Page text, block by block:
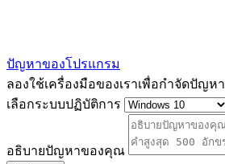
ปัญหาของโปรแกรม
ลองใช้เครื่องมือของเราเพื่อกำจัดปัญหา
เลือกระบบปฏิบัติการ
อธิบายปัญหาของคุณ